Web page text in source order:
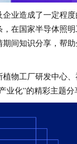
业造成了一定程
在国家半导体照
间知识分享，帮
物工厂研发中心
化”的精彩主题分